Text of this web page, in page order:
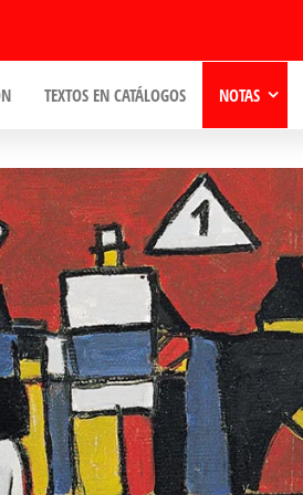
TEXTOS EN CATÁLOGOS NOTAS